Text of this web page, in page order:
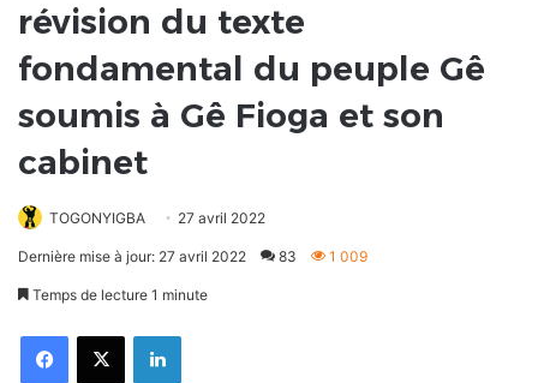
révision du texte
fondamental du peuple Gê
soumis à Gê Fioga et son
cabinet
TOGONYIGBA 27 avril 2022
Dernière mise à jour: 27 avril 2022 83 1 009
Temps de lecture 1 minute
FacebookX Linkedin